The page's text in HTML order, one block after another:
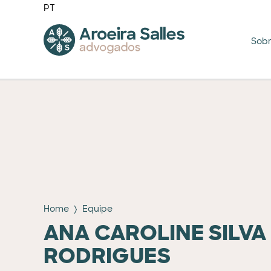
PT
Home Equipe
ANA CAROLINE SILVA
RODRIGUES